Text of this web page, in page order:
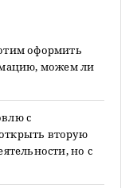
оформить
можем ли
с
вторую
но с